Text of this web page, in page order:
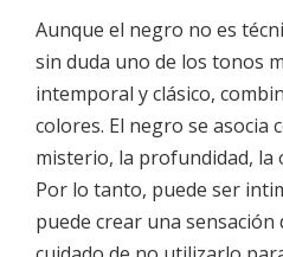
Aunque el negro no es
sin duda uno de los tonos
intemporal y clásico,
colores. El negro se asocia
misterio, la profundidad, la
Por lo tanto, puede ser
puede crear una sensación